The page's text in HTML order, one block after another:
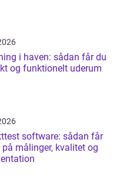
i haven: sådan får du
og funktionelt uderum
software: sådan får
målinger, kvalitet og